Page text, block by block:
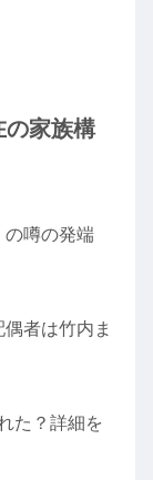
の家族構
の噂の発端
者は竹内ま
た？詳細を